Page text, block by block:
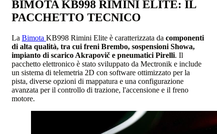
BIMOTA KB998 RIMINI ELITE: IL
PACCHETTO TECNICO
La Bimota KB998 Rimini Elite è caratterizzata da componenti
di alta qualità, tra cui freni Brembo, sospensioni Showa,
impianto di scarico Akrapovič e pneumatici Pirelli. Il
pacchetto elettronico è stato sviluppato da Mectronik e include
un sistema di telemetria 2D con software ottimizzato per la
pista, diverse opzioni di mappatura e una configurazione
avanzata per il controllo di trazione, l'accensione e il freno
motore.